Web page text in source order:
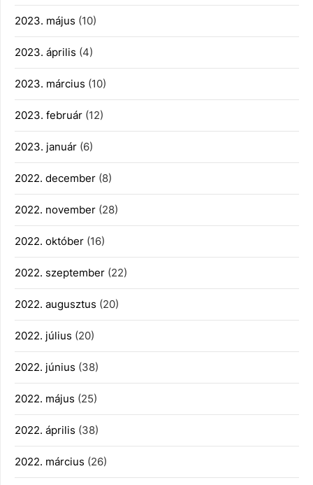
2023. május (10)
2023. április (4)
2023. március (10)
2023. február (12)
2023. január (6)
2022. december (8)
2022. november (28)
2022. október (16)
2022. szeptember (22)
2022. augusztus (20)
2022. július (20)
2022. június (38)
2022. május (25)
2022. április (38)
2022. március (26)